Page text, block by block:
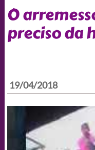
O
preciso da
19/04/2018